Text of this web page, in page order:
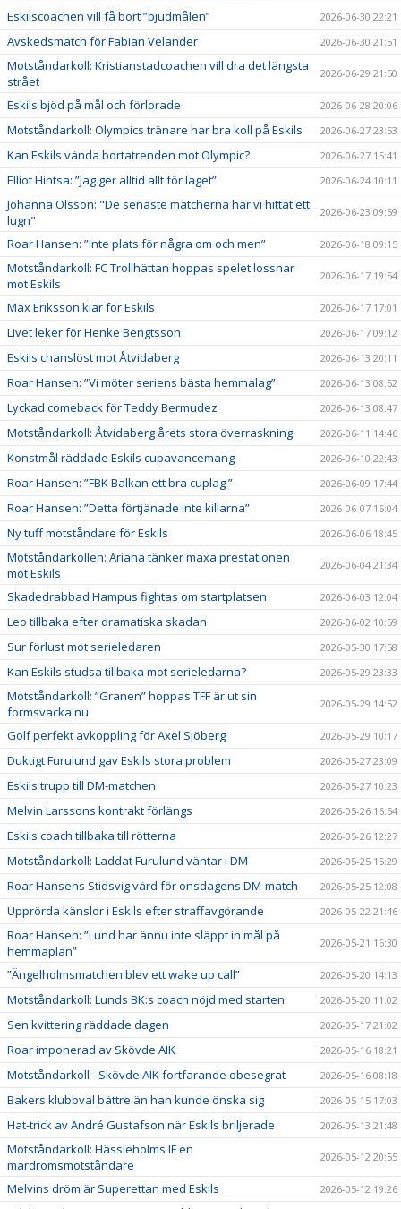
Eskilscoachen vill få bort ”bjudmålen” 2026-06-30 22:21
Avskedsmatch för Fabian Velander 2026-06-30 21:51
Motståndarkoll: Kristianstadcoachen vill dra det längsta
strået
2026-06-29 21:50
Eskils bjöd på mål och förlorade 2026-06-28 20:06
Motståndarkoll: Olympics tränare har bra koll på Eskils 2026-06-27 23:53
Kan Eskils vända bortatrenden mot Olympic? 2026-06-27 15:41
Elliot Hintsa: ”Jag ger alltid allt för laget” 2026-06-24 10:11
Johanna Olsson: "De senaste matcherna har vi hittat ett
lugn"
2026-06-23 09:59
Roar Hansen: ”Inte plats för några om och men” 2026-06-18 09:15
Motståndarkoll: FC Trollhättan hoppas spelet lossnar
mot Eskils
2026-06-17 19:54
Max Eriksson klar för Eskils 2026-06-17 17:01
Livet leker för Henke Bengtsson 2026-06-17 09:12
Eskils chanslöst mot Åtvidaberg 2026-06-13 20:11
Roar Hansen: ”Vi möter seriens bästa hemmalag” 2026-06-13 08:52
Lyckad comeback för Teddy Bermudez 2026-06-13 08:47
Motståndarkoll: Åtvidaberg årets stora överraskning 2026-06-11 14:46
Konstmål räddade Eskils cupavancemang 2026-06-10 22:43
Roar Hansen: ”FBK Balkan ett bra cuplag ” 2026-06-09 17:44
Roar Hansen: ”Detta förtjänade inte killarna” 2026-06-07 16:04
Ny tuff motståndare för Eskils 2026-06-06 18:45
Motståndarkollen: Ariana tänker maxa prestationen
mot Eskils
2026-06-04 21:34
Skadedrabbad Hampus fightas om startplatsen 2026-06-03 12:04
Leo tillbaka efter dramatiska skadan 2026-06-02 10:59
Sur förlust mot serieledaren 2026-05-30 17:58
Kan Eskils studsa tillbaka mot serieledarna? 2026-05-29 23:33
Motståndarkoll: ”Granen” hoppas TFF är ut sin
formsvacka nu
2026-05-29 14:52
Golf perfekt avkoppling för Axel Sjöberg 2026-05-29 10:17
Duktigt Furulund gav Eskils stora problem 2026-05-27 23:09
Eskils trupp till DM-matchen 2026-05-27 10:23
Melvin Larssons kontrakt förlängs 2026-05-26 16:54
Eskils coach tillbaka till rötterna 2026-05-26 12:27
Motståndarkoll: Laddat Furulund väntar i DM 2026-05-25 15:29
Roar Hansens Stidsvig värd för onsdagens DM-match 2026-05-25 12:08
Upprörda känslor i Eskils efter straffavgörande 2026-05-22 21:46
Roar Hansen: ”Lund har ännu inte släppt in mål på
hemmaplan”
2026-05-21 16:30
”Ängelholmsmatchen blev ett wake up call” 2026-05-20 14:13
Motståndarkoll: Lunds BK:s coach nöjd med starten 2026-05-20 11:02
Sen kvittering räddade dagen 2026-05-17 21:02
Roar imponerad av Skövde AIK 2026-05-16 18:21
Motståndarkoll - Skövde AIK fortfarande obesegrat 2026-05-16 08:18
Bakers klubbval bättre än han kunde önska sig 2026-05-15 17:03
Hat-trick av André Gustafson när Eskils briljerade 2026-05-13 21:48
Motståndarkoll: Hässleholms IF en
mardrömsmotståndare
2026-05-12 20:55
Melvins dröm är Superettan med Eskils 2026-05-12 19:26